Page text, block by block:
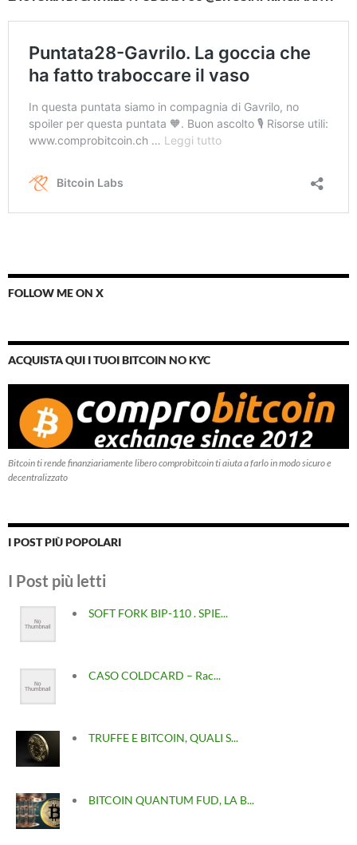
FOLLOW ME ON X
ACQUISTA QUI I TUOI BITCOIN NO KYC
Bitcoin ti rende finanziariamente libero comprobitcoin ti aiuta a farlo in modo sicuro e
decentralizzato
I POST PIÙ POPOLARI
I Post più letti
SOFT FORK BIP-110 . SPIE...
CASO COLDCARD – Rac...
TRUFFE E BITCOIN, QUALI S...
BITCOIN QUANTUM FUD, LA B...